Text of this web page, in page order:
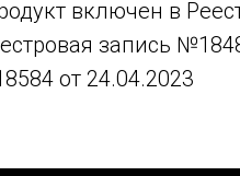
включен в
запись
от 24.04.2023